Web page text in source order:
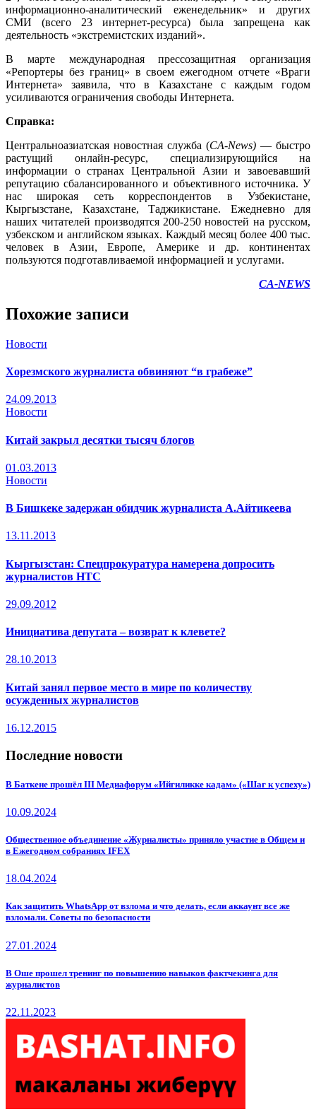
информационно-аналитический еженедельник» и других
СМИ (всего 23 интернет-ресурса) была запрещена как
деятельность «экстремистских изданий».
В марте международная прессозащитная организация
«Репортеры без границ» в своем ежегодном отчете «Враги
Интернета» заявила, что в Казахстане с каждым годом
усиливаются ограничения свободы Интернета.
Справка:
Центральноазиатская новостная служба (CA-News) — быстро
растущий онлайн-ресурс, специализирующийся на
информации о странах Центральной Азии и завоевавший
репутацию сбалансированного и объективного источника. У
нас широкая сеть корреспондентов в Узбекистане,
Кыргызстане, Казахстане, Таджикистане. Ежедневно для
наших читателей производятся 200-250 новостей на русском,
узбекском и английском языках. Каждый месяц более 400 тыс.
человек в Азии, Европе, Америке и др. континентах
пользуются подготавливаемой информацией и услугами.
CA-NEWS
Похожие записи
Новости
Хорезмского журналиста обвиняют “в грабеже”
24.09.2013
Новости
Китай закрыл десятки тысяч блогов
01.03.2013
Новости
В Бишкеке задержан обидчик журналиста А.Айтикеева
13.11.2013
Кыргызстан: Спецпрокуратура намерена допросить
журналистов НТС
29.09.2012
Инициатива депутата – возврат к клевете?
28.10.2013
Китай занял первое место в мире по количеству
осужденных журналистов
16.12.2015
Последние новости
В Баткене прошёл III Медиафорум «Ийгиликке кадам» («Шаг к успеху»)
10.09.2024
Общественное объединение «Журналисты» приняло участие в Общем и
в Ежегодном собраниях IFEX
18.04.2024
Как защитить WhatsApp от взлома и что делать, если аккаунт все же
взломали. Советы по безопасности
27.01.2024
В Оше прошел тренинг по повышению навыков фактчекинга для
журналистов
22.11.2023